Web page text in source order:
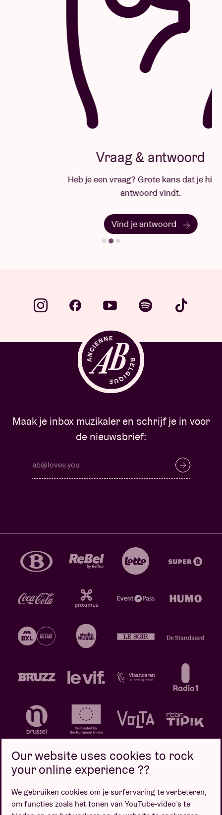
Vraag & antwoord
Heb je een vraag? Grote kans dat je hier het
antwoord vindt.
Vind je antwoord
Maak je inbox muzikaler en schrijf je in voor
de nieuwsbrief:
Privacybeleid Cookiebeleid
Verkoopsvoorwaarden
Design door
Our website uses cookies to rock
your online experience ??
We gebruiken cookies om je surfervaring te verbeteren,
om functies zoals het tonen van YouTube-video’s te